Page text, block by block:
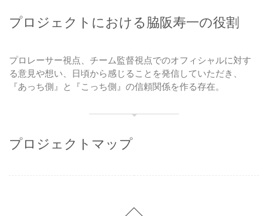
プロジェクトにおける脇阪寿一の役割
プロレーサー視点、チーム監督視点でのオフィシャルに対す
る意見や想い、日頃から感じることを発信していただき、
『あっち側』と『こっち側』の信頼関係を作る存在。
プロジェクトマップ